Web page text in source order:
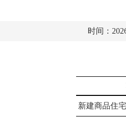
时间：
新建商品住宅